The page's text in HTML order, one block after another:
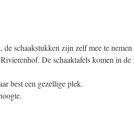
schaakstukken zijn zelf mee te nemen
De schaaktafels komen in de
best een gezellige plek.